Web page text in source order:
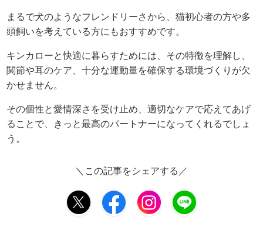
まるで犬のようなフレンドリーさから、猫初心者の方や多
頭飼いを考えている方にもおすすめです。
キンカローと快適に暮らすためには、その特徴を理解し、
関節や耳のケア、十分な運動量を確保する環境づくりが欠
かせません。
その個性と愛情深さを受け止め、適切なケアで応えてあげ
ることで、きっと最高のパートナーになってくれるでしょ
う。
＼この記事をシェアする／